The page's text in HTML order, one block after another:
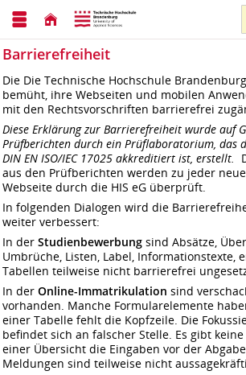
Barrierefreiheit
Die Die Technische Hochschule
bemüht, ihre Webseiten und mobilen
mit den Rechtsvorschriften barrierefrei
Diese Erklärung zur Barrierefreiheit wurde auf
Prüfberichten durch ein Prüflaboratorium, das
DIN EN ISO/IEC 17025 akkreditiert ist, erstellt.
aus den Prüfberichten werden zu jeder
Webseite durch die HIS eG überprüft.
In folgenden Dialogen wird die
weiter verbessert:
In der Studienbewerbung sind Absätze,
Umbrüche, Listen, Label, Informationstexte,
Tabellen teilweise nicht barrierefrei
In der Online-Immatrikulation sind
vorhanden. Manche Formularelemente
einer Tabelle fehlt die Kopfzeile. Die
befindet sich an falscher Stelle. Es gibt
einer Übersicht die Eingaben vor der
Meldungen sind teilweise nicht